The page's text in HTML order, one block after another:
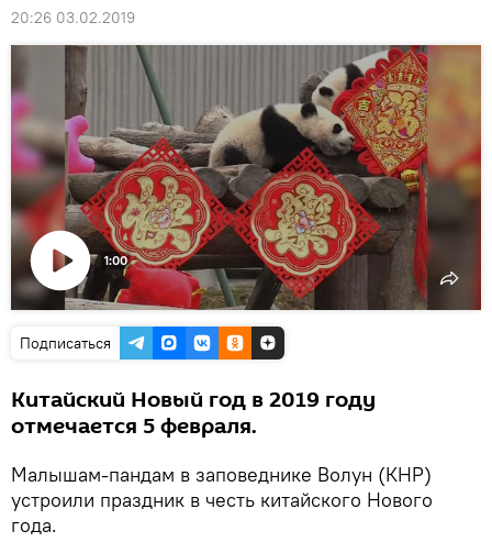
20:26 03.02.2019
Воспроизвести
1:00
Подписаться
Китайский Новый год в 2019 году
отмечается 5 февраля.
Малышам-пандам в заповеднике Волун (КНР)
устроили праздник в честь китайского Нового
года.